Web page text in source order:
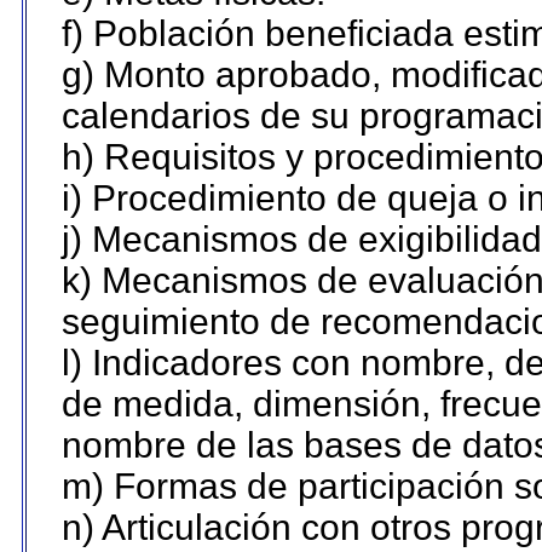
f) Población beneficiada
g) Monto aprobado,
calendarios de su
h) Requisitos y
i) Procedimiento de queja o
j) Mecanismos de
k) Mecanismos de
seguimiento de
l) Indicadores con nombre,
de medida, dimensión,
nombre de las bases de
m) Formas de participación
n) Articulación con otros